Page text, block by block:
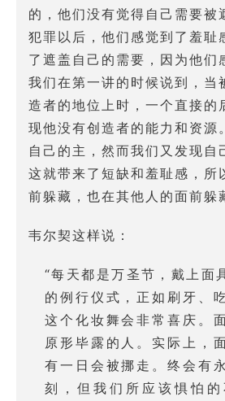
的，他们没有觉得自己需要被
犯罪以后，他们感觉到了羞耻
了遮盖自己的需要，因为他们
我们在第一讲的时候说到，当
造者的地位上时，一个直接
现他没有创造者的能力和资源
自己的主，然而我们又发现自
这就带来了短缺和羞耻感，所
前躲藏，也在其他人的面前躲
韦尔契这样说：
“每天都是万圣节，戴上面
的例行仪式，正如刷牙、
这个化妆舞会非常喜庆。
原形毕露的人。实际上，
有一日会被挪走。终会有
刻，但我们所应该惧怕